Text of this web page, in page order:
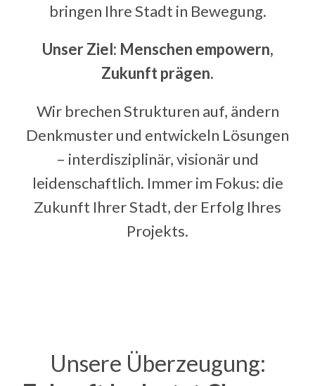
bringen Ihre Stadt in Bewegung.
Unser Ziel: Menschen empowern,
Zukunft prägen.
Wir brechen Strukturen auf, ändern
Denkmuster und entwickeln Lösungen
– interdisziplinär, visionär und
leidenschaftlich. Immer im Fokus: die
Zukunft Ihrer Stadt, der Erfolg Ihres
Projekts.
Unsere Überzeugung: